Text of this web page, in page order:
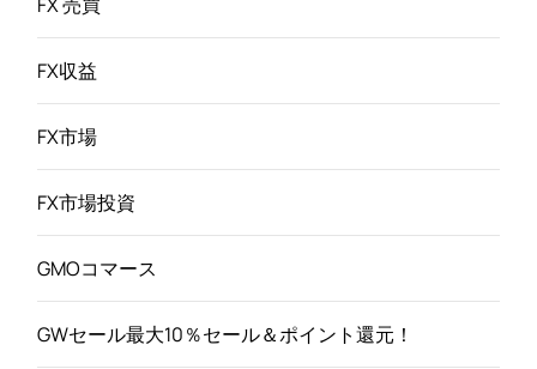
FX収益
FX市場
FX市場投資
GMOコマース
GWセール最大10％セール＆ポイント還元！